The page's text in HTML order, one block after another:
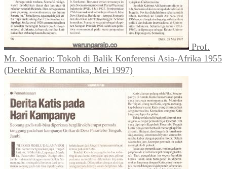
Prof.
Mr. Soenario: Tokoh di Balik Konferensi Asia-Afrika 1955
(Detektif & Romantika, Mei 1997)